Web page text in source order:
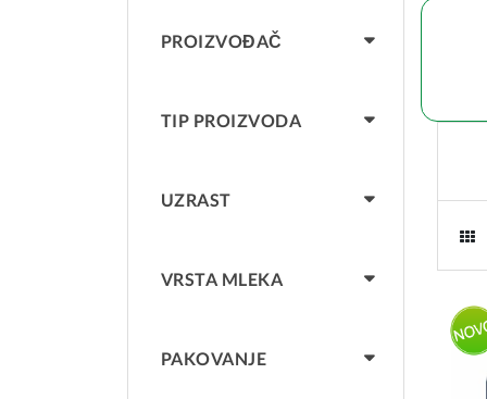
PROIZVOĐAČ
TIP PROIZVODA
UZRAST
VRSTA MLEKA
PAKOVANJE